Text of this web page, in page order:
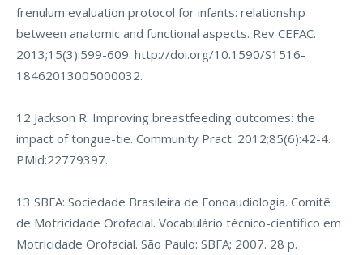
frenulum evaluation protocol for infants: relationship
between anatomic and functional aspects. Rev CEFAC.
2013;15(3):599-609. http://doi.org/10.1590/S1516-
18462013005000032.
12 Jackson R. Improving breastfeeding outcomes: the
impact of tongue-tie. Community Pract. 2012;85(6):42-4.
PMid:22779397.
13 SBFA: Sociedade Brasileira de Fonoaudiologia. Comitê
de Motricidade Orofacial. Vocabulário técnico-científico em
Motricidade Orofacial. São Paulo: SBFA; 2007. 28 p.